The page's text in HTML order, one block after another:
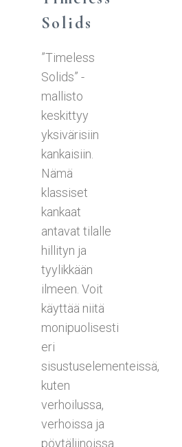
Solids
”Timeless
Solids” -
mallisto
keskittyy
yksivärisiin
kankaisiin.
Nämä
klassiset
kankaat
antavat tilalle
hillityn ja
tyylikkään
ilmeen. Voit
käyttää niitä
monipuolisesti
eri
sisustuselementeissä,
kuten
verhoilussa,
verhoissa ja
pöytäliinoissa.